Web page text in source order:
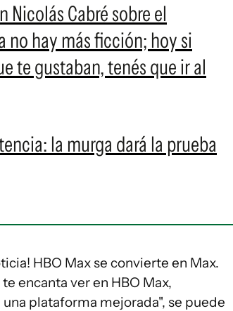
Cabré sobre el
no hay más ficción; hoy si
te gustaban, tenés que ir al
la murga dará la prueba
HBO Max se convierte en Max.
encanta ver en HBO Max,
plataforma mejorada", se puede